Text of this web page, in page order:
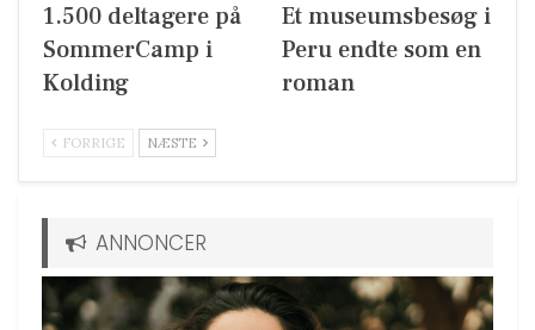
1.500 deltagere på
SommerCamp i
Kolding
Et museumsbesøg i
Peru endte som en
roman
FORRIGE NÆSTE
ANNONCER